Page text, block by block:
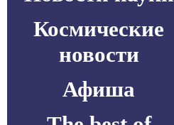
Космические
новости
Афиша